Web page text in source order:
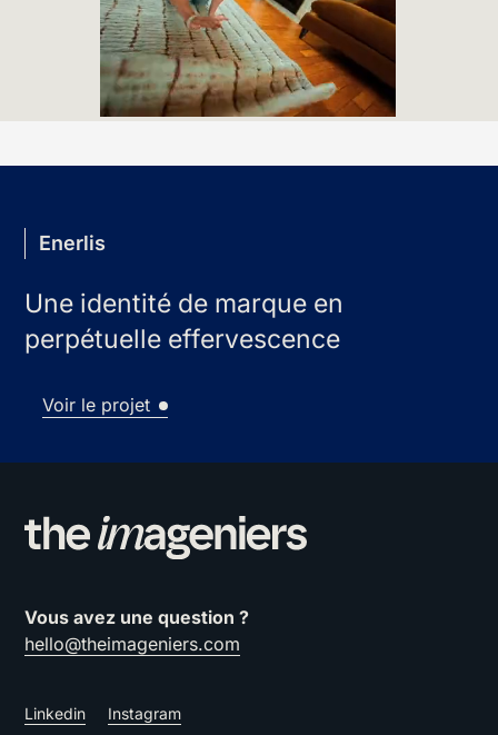
Enerlis
Une identité de marque en
perpétuelle effervescence
Voir le projet
Vous avez une question ?
hello@theimageniers.com
Linkedin Instagram